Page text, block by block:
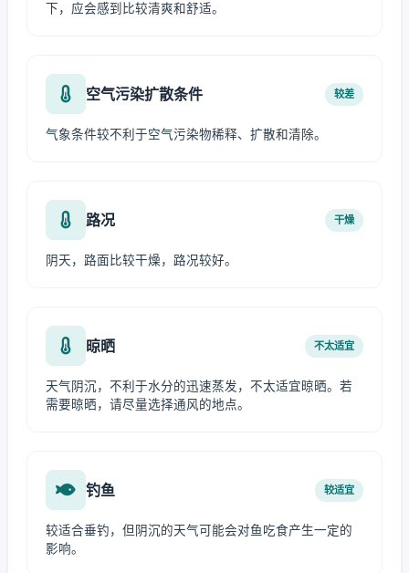
下，应会感到比较清爽和舒适。
空气污染扩散条件 较差
气象条件较不利于空气污染物稀释、扩散和清除。
路况 干燥
阴天，路面比较干燥，路况较好。
晾晒 不太适宜
天气阴沉，不利于水分的迅速蒸发，不太适宜晾晒。若
需要晾晒，请尽量选择通风的地点。
钓鱼 较适宜
较适合垂钓，但阴沉的天气可能会对鱼吃食产生一定的
影响。